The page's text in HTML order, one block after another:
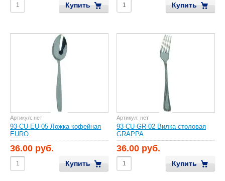
Купить Купить
Артикул: нет
93-CU-EU-05 Ложка кофейная
EURO
36.00 руб.
Купить
Артикул: нет
93-CU-GR-02 Вилка столовая
GRAPPA
36.00 руб.
Купить